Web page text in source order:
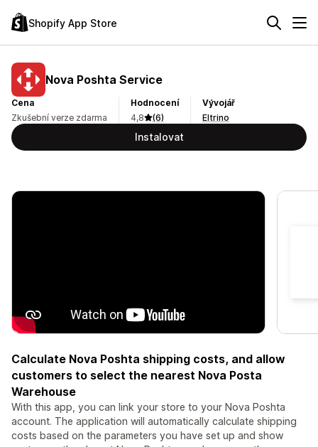
Shopify App Store
Nova Poshta Service
Cena
Zkušební verze zdarma
Hodnocení
4,8
(6)
Vývojář
Eltrino
Instalovat
Calculate Nova Poshta shipping costs, and allow
customers to select the nearest Nova Posta
Warehouse
With this app, you can link your store to your Nova Poshta
account. The application will automatically calculate shipping
costs based on the parameters you have set up and show